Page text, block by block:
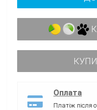
Оплата
Платіж після